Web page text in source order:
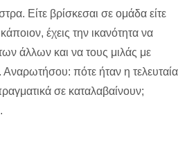
Είτε βρίσκεσαι σε ομάδα είτε
έχεις την ικανότητα να
των άλλων και να τους μιλάς με
Αναρωτήσου: πότε ήταν η τελευταία
σε καταλαβαίνουν;